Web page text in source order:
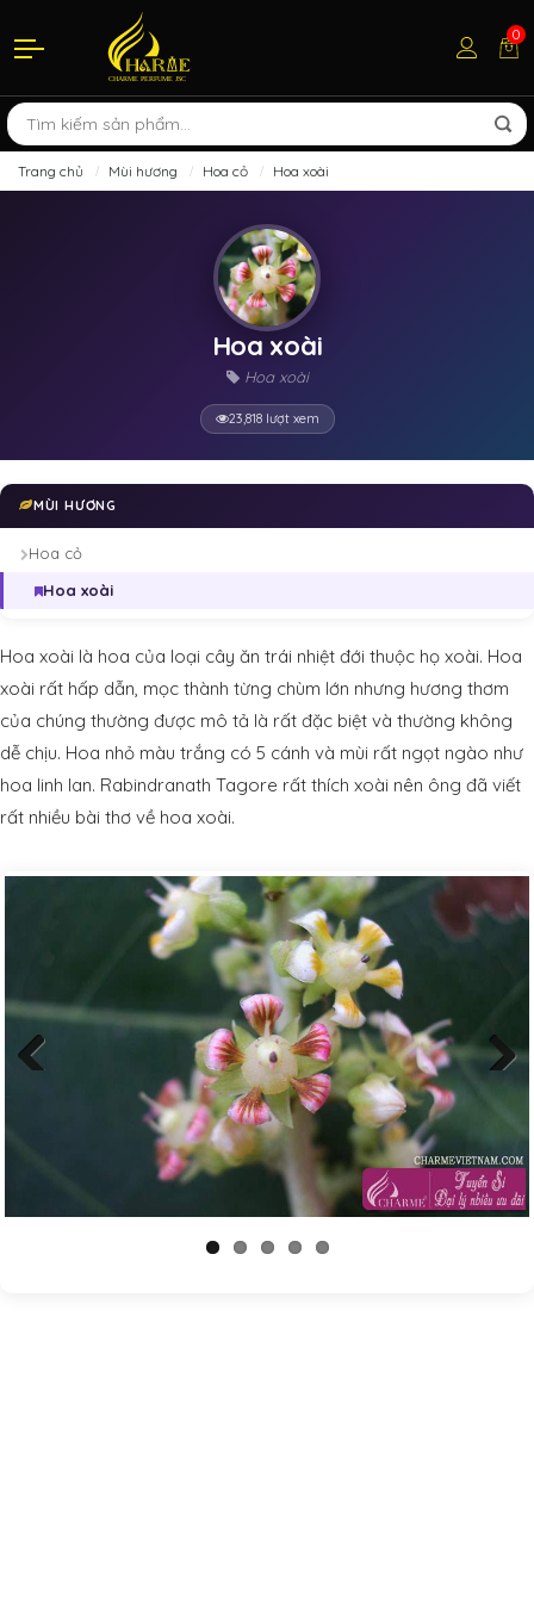
0
Trang chủ Mùi hương Hoa cỏ Hoa xoài
Hoa xoài
Hoa xoài
23,818 lượt xem
MÙI HƯƠNG
Hoa cỏ
Hoa xoài
Hoa xoài là hoa của loại cây ăn trái nhiệt đới thuộc họ xoài. Hoa
xoài rất hấp dẫn, mọc thành từng chùm lớn nhưng hương thơm
của chúng thường được mô tả là rất đặc biệt và thường không
dễ chịu. Hoa nhỏ màu trắng có 5 cánh và mùi rất ngọt ngào như
hoa linh lan. Rabindranath Tagore rất thích xoài nên ông đã viết
rất nhiều bài thơ về hoa xoài.